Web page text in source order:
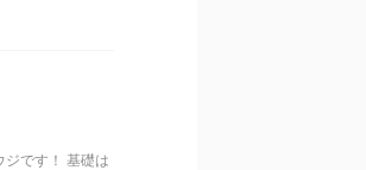
です！ 基礎は